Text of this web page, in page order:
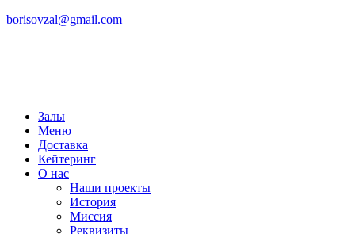
borisovzal@gmail.com
Залы
Меню
Доставка
Кейтеринг
О нас
Наши проекты
История
Миссия
Реквизиты